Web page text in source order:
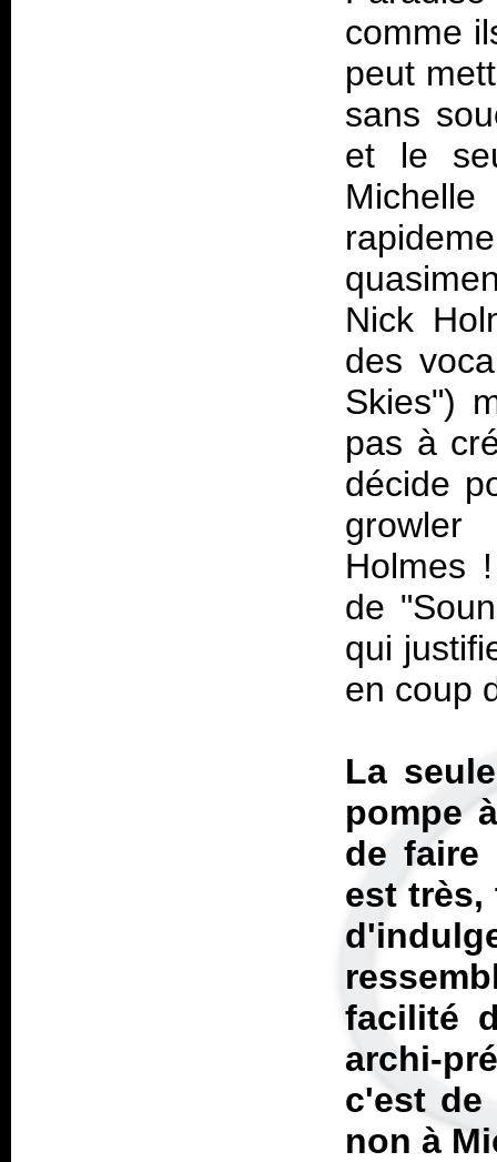
comme
peut
sans
et le
Nick
des
Skies")
pas à
décide
growler
Holmes
de
qui
en coup
La
pompe
de faire
est très,
facilité
archi-
c'est de
non à